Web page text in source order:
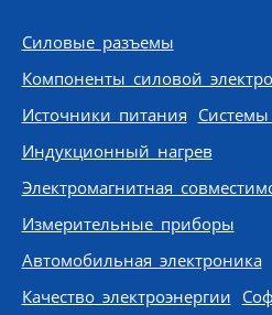
Skip to content
Силовые разъемы
Компоненты силовой
Источники питания
Индукционный нагрев
Электромагнитная
Измерительные приборы
Автомобильная электроника
Качество электроэнергии